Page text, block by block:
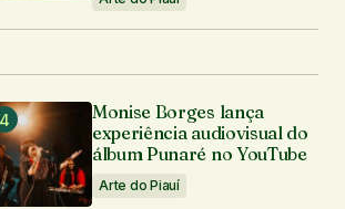
Monise Borges lança
experiência audiovisual do
álbum Punaré no YouTube
Arte do Piauí